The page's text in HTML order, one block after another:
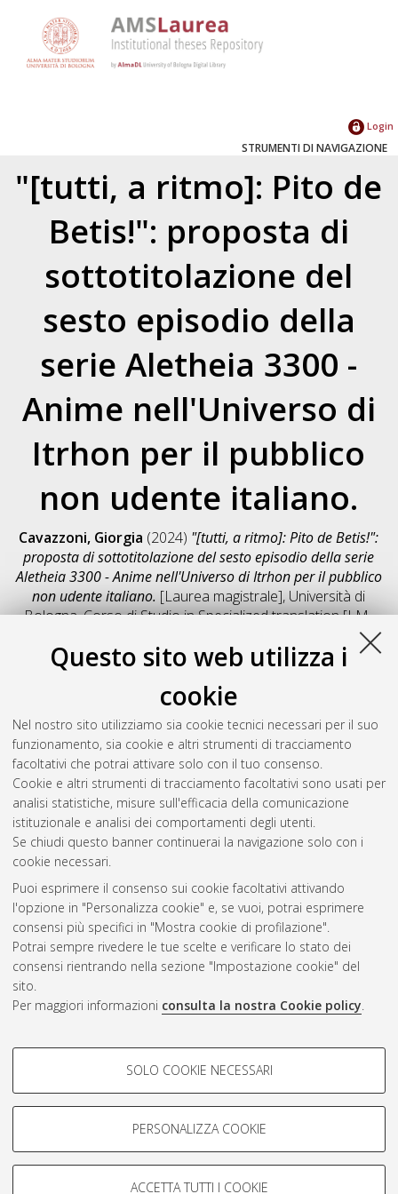
Questo sito web utilizza i
cookie
Nel nostro sito utilizziamo sia cookie tecnici necessari per il suo
funzionamento, sia cookie e altri strumenti di tracciamento
facoltativi che potrai attivare solo con il tuo consenso.
Cookie e altri strumenti di tracciamento facoltativi sono usati per
analisi statistiche, misure sull'efficacia della comunicazione
istituzionale e analisi dei comportamenti degli utenti.
Se chiudi questo banner continuerai la navigazione solo con i
cookie necessari.
Puoi esprimere il consenso sui cookie facoltativi attivando
l'opzione in "Personalizza cookie" e, se vuoi, potrai esprimere
consensi più specifici in "Mostra cookie di profilazione".
Potrai sempre rivedere le tue scelte e verificare lo stato dei
consensi rientrando nella sezione "Impostazione cookie" del
sito.
Per maggiori informazioni consulta la nostra Cookie policy.
COOKIE DI PROFILAZIONE -
Si tratta di cookie utilizzati per analizzare le caratteristiche della
navigazione degli utenti, creare profili in base al loro comportamento
Mostra cookie di profilazione
SOLO COOKIE NECESSARI
PERSONALIZZA COOKIE
ACCETTA TUTTI I COOKIE
Login
STRUMENTI DI NAVIGAZIONE
"[tutti, a ritmo]: Pito de
Betis!": proposta di
sottotitolazione del
sesto episodio della
serie Aletheia 3300 -
Anime nell'Universo di
Itrhon per il pubblico
non udente italiano.
Cavazzoni, Giorgia (2024) "[tutti, a ritmo]: Pito de Betis!":
proposta di sottotitolazione del sesto episodio della serie
Aletheia 3300 - Anime nell'Universo di Itrhon per il pubblico
non udente italiano. [Laurea magistrale], Università di
Bologna, Corso di Studio inSpecialized translation [LM-
, Documento full-text non disponibile
Salva citazione
Condividi
Il full-text non è disponibile per scelta dell'autore. (
Abstract
Altri metadati
Gestione del documento:
Atom
Rss 1.0
Rss 2.0
AMS Laurea
Impostazioni Cookie
Informativa sulla privacy
Condizioni d’uso del sito